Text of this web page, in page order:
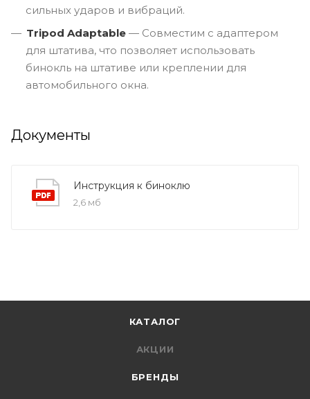
сильных ударов и вибраций.
Tripod Adaptable — Совместим с адаптером
для штатива, что позволяет использовать
бинокль на штативе или креплении для
автомобильного окна.
Документы
Инструкция к биноклю
2,6 мб
КАТАЛОГ
АКЦИИ
БРЕНДЫ